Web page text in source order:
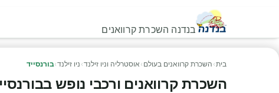
בנדנה השכרת קרוואנים
בית› השכרת קרוואנים בעולם › אוסטרליה וניו זילנד› ניו זילנד›בורנסייד
השכרת קרוואנים ורכבי נופש בבורנסייד